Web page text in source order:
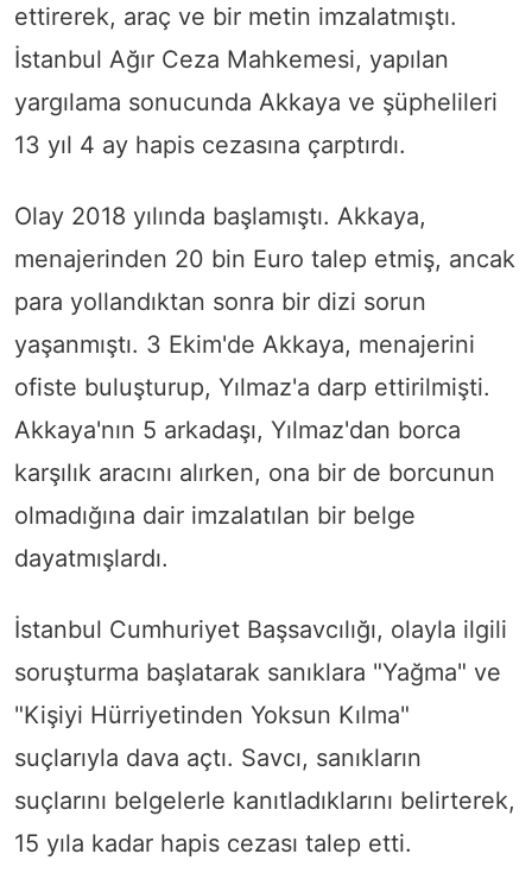
ettirerek, araç ve bir metin imzalatmıştı.
İstanbul Ağır Ceza Mahkemesi, yapılan
yargılama sonucunda Akkaya ve şüphelileri
13 yıl 4 ay hapis cezasına çarptırdı.
Olay 2018 yılında başlamıştı. Akkaya,
menajerinden 20 bin Euro talep etmiş, ancak
para yollandıktan sonra bir dizi sorun
yaşanmıştı. 3 Ekim'de Akkaya, menajerini
ofiste buluşturup, Yılmaz'a darp ettirilmişti.
Akkaya'nın 5 arkadaşı, Yılmaz'dan borca
karşılık aracını alırken, ona bir de borcunun
olmadığına dair imzalatılan bir belge
dayatmışlardı.
İstanbul Cumhuriyet Başsavcılığı, olayla ilgili
soruşturma başlatarak sanıklara "Yağma" ve
"Kişiyi Hürriyetinden Yoksun Kılma"
suçlarıyla dava açtı. Savcı, sanıkların
suçlarını belgelerle kanıtladıklarını belirterek,
15 yıla kadar hapis cezası talep etti.